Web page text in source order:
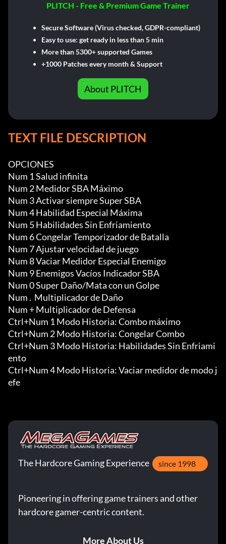
PLITCH - Free & Premium Game Trainer
Secure Software (Virus checked, GDPR-compliant)
Easy to use: get ready in less than 5 min
More than 5300+ supported Games
+1000 Patches every month & Support
About PLITCH
TEXT FILE DESCRIPTION
OPCIONES
Num 1 Salud infinita
Num 2 Medidor SBA Máximo
Num 3 Activar siempre Super SBA
Num 4 Habilidad Especial Máxima
Num 5 Habilidades Sin Enfriamiento
Num 6 Congelar Temporizador de Batalla
Num 7 Ajustar velocidad de juego
Num 8 Vaciar Medidor Especial Enemigo
Num 9 Enemigos Vacíos Indicador SBA
Num 0 Super Daño/Mata con un Golpe
Num .  Multiplicador de Daño
Num + Multiplicador de Defensa
Ctrl+Num 1 Modo Historia: Combo máximo
Ctrl+Num 2 Modo Historia: Congelar Combo
Ctrl+Num 3 Modo Historia: Habilidades Sin Enfriami
ento
Ctrl+Num 4 Modo Historia: Vaciar medidor de modo j
efe
The Hardcore Gaming Experience since 1998
Pioneering in offering game trainers and other
hardcore gamer-centric content.
More About Us